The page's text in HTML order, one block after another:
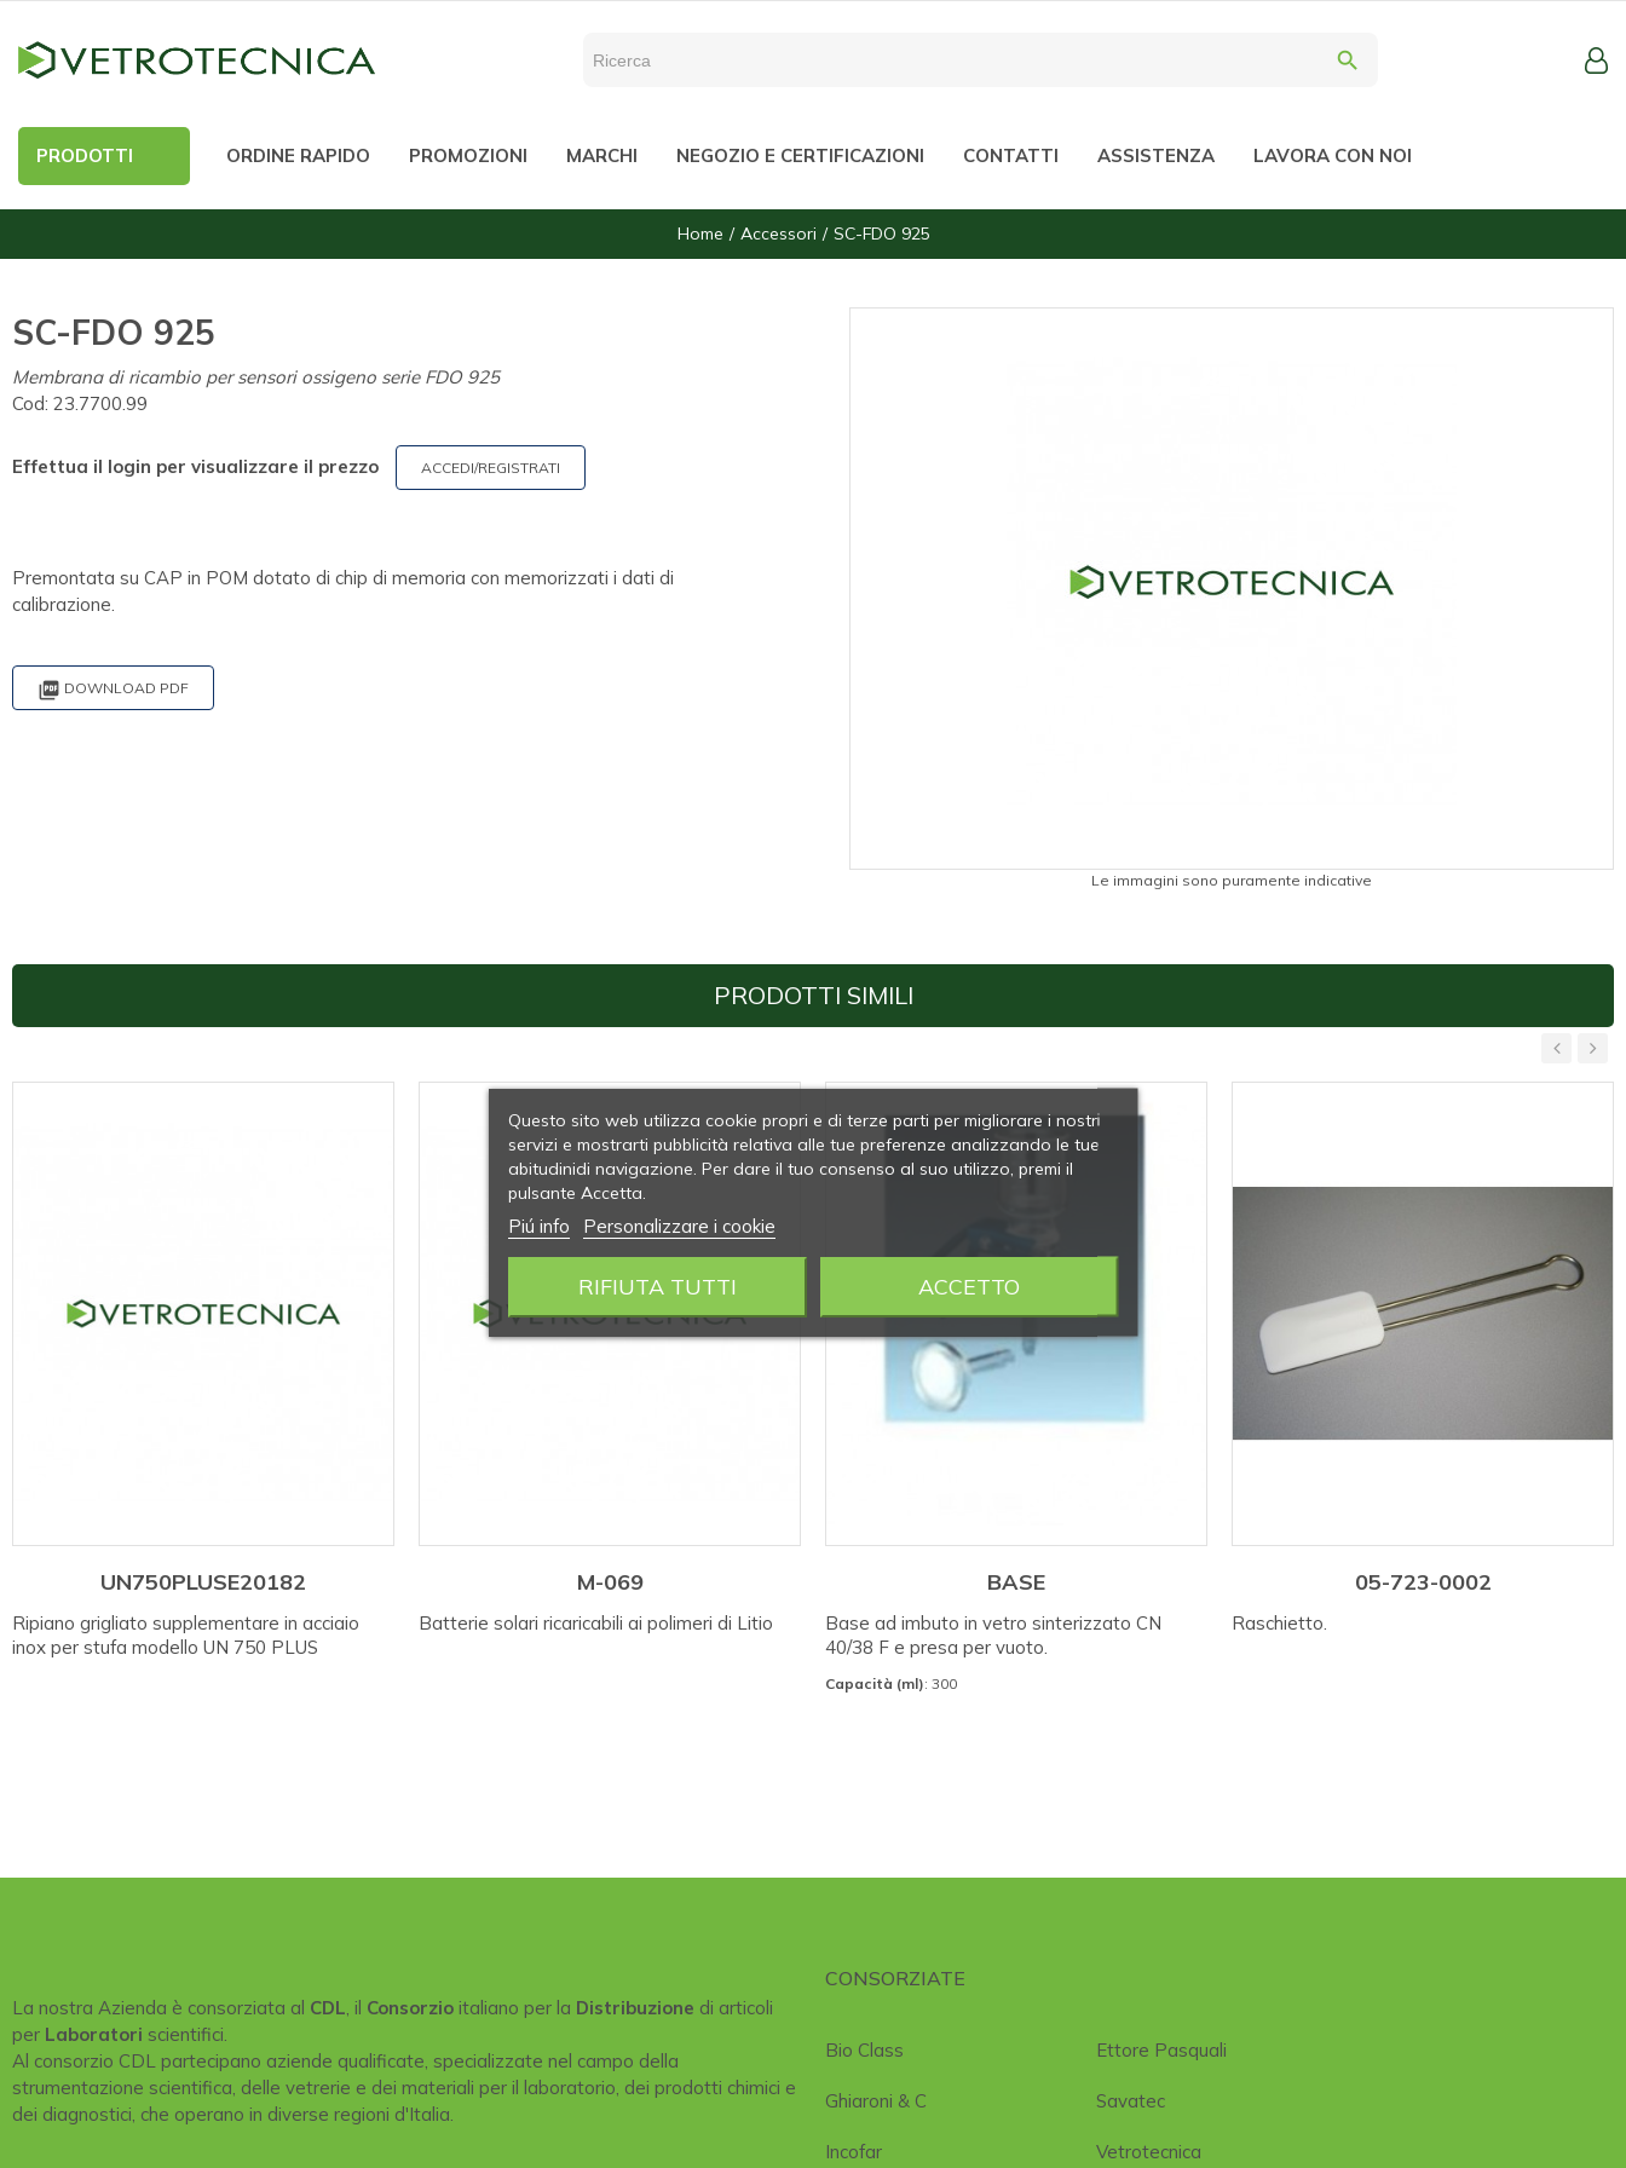
search
PRODOTTI ORDINE RAPIDO PROMOZIONI MARCHI NEGOZIO E CERTIFICAZIONI CONTATTI ASSISTENZA LAVORA CON NOI
Home Accessori SC-FDO 925
SC-FDO 925
Membrana di ricambio per sensori ossigeno serie FDO 925
Cod: 23.7700.99
Effettua il login per visualizzare il prezzo ACCEDI/REGISTRATI
Premontata su CAP in POM dotato di chip di memoria con memorizzati i dati di
calibrazione.
 DOWNLOAD PDF
Le immagini sono puramente indicative
PRODOTTI SIMILI
UN750PLUSE20182
Ripiano grigliato supplementare in acciaio
inox per stufa modello UN 750 PLUS
M-069
Batterie solari ricaricabili ai polimeri di Litio
BASE
Base ad imbuto in vetro sinterizzato CN
40/38 F e presa per vuoto.
Capacità (ml): 300
05-723-0002
Raschietto.
‹ ›
La nostra Azienda è consorziata al CDL, il Consorzio italiano per la Distribuzione di articoli
per Laboratori scientifici.
Al consorzio CDL partecipano aziende qualificate, specializzate nel campo della
strumentazione scientifica, delle vetrerie e dei materiali per il laboratorio, dei prodotti chimici e
dei diagnostici, che operano in diverse regioni d'Italia.
CONSORZIATE
Bio Class
Ghiaroni & C
Incofar
Ettore Pasquali
Savatec
Vetrotecnica
Questo sito web utilizza cookie propri e di terze parti per migliorare i nostri
servizi e mostrarti pubblicità relativa alle tue preferenze analizzando le tue
abitudinidi navigazione. Per dare il tuo consenso al suo utilizzo, premi il
pulsante Accetta.
Piú info Personalizzare i cookie
RIFIUTA TUTTI ACCETTO